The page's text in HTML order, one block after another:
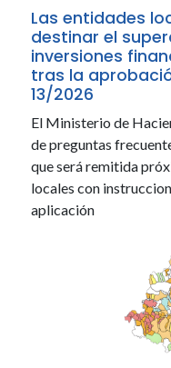
Las entidades
destinar el
inversiones
tras la
13/2026
El Ministerio de
de preguntas
que será remitida
locales con
aplicación